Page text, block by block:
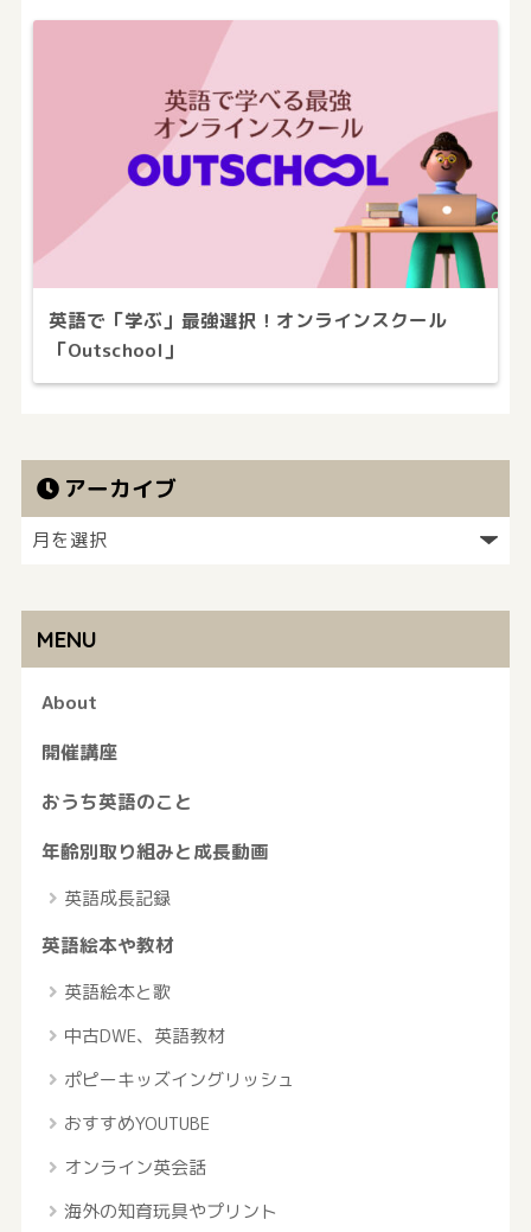
英語で「学ぶ」最強選択！オンラインスクール
「Outschool」
アーカイブ
MENU
About
開催講座
おうち英語のこと
年齢別取り組みと成長動画
英語成長記録
英語絵本や教材
英語絵本と歌
中古DWE、英語教材
ポピーキッズイングリッシュ
おすすめYOUTUBE
オンライン英会話
海外の知育玩具やプリント